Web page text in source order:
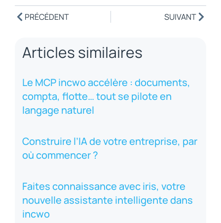
Articles similaires
Le MCP incwo accélère : documents,
compta, flotte… tout se pilote en
langage naturel
Construire l’IA de votre entreprise, par
où commencer ?
Faites connaissance avec iris, votre
nouvelle assistante intelligente dans
incwo
PRÉCÉDENT SUIVANT